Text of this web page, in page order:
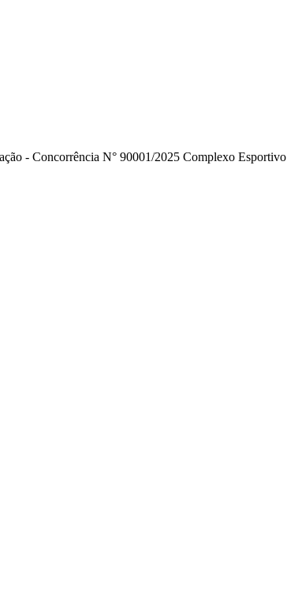
- Concorrência N° 90001/2025 Complexo Esportivo